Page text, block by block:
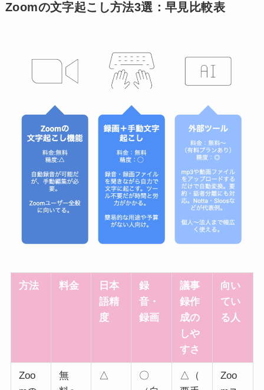
Zoomの文字起こし方法3選：早見比較表
方法 料金
日本
語精
度
録
音・
録画
議事
録作
成の
しや
すさ
向い
てい
る人
Zoo
無
△
〇
△（
Zoo